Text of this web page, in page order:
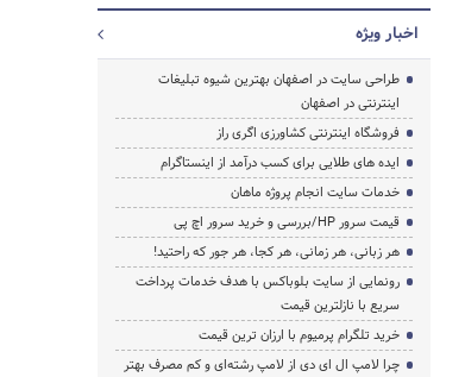
اخبار ویژه
طراحی سایت در اصفهان بهترین شیوه تبلیغات
اینترنتی در اصفهان
فروشگاه اینترنتی کشاورزی اگری راز
ایده های طلایی برای کسب درآمد از اینستاگرام
خدمات سایت انجام پروژه ماهان
قیمت سرور HP/بررسی و خرید سرور اچ پی
هر زبانی، هر زمانی، هر کجا، هر جور که راحتید!
رونمایی از سایت بلوباکس با هدف خدمات پرداخت
سریع با نازلترین قیمت
خرید تلگرام پرمیوم با ارزان ترین قیمت
چرا لامپ ال ای دی از لامپ رشته‌ای و کم مصرف بهتر